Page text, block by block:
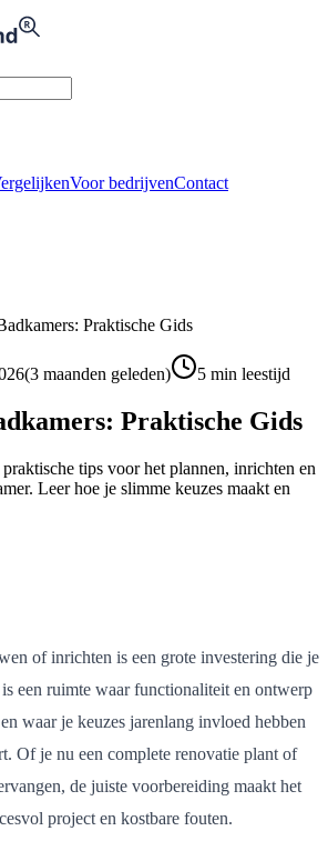
Voor bedrijvenContact
Praktische Gids
(3 maanden geleden) 5 min leestijd
Praktische Gids
tips voor het plannen, inrichten en
Leer hoe je slimme keuzes maakt en
of inrichten is een grote investering die je
een ruimte waar functionaliteit en ontwerp
waar je keuzes jarenlang invloed hebben
Of je nu een complete renovatie plant of
de juiste voorbereiding maakt het
project en kostbare fouten.